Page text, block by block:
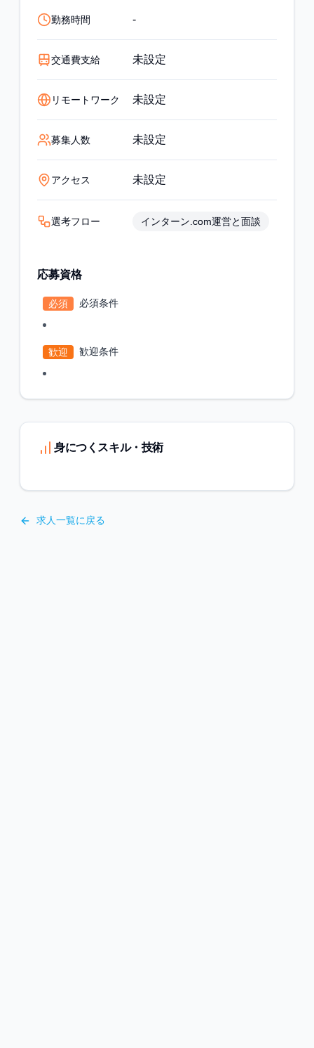
勤務時間 -
交通費支給 未設定
リモートワーク 未設定
募集人数 未設定
アクセス 未設定
選考フロー インターン.com運営と面談
応募資格
必須 必須条件
歓迎 歓迎条件
身につくスキル・技術
求人一覧に戻る